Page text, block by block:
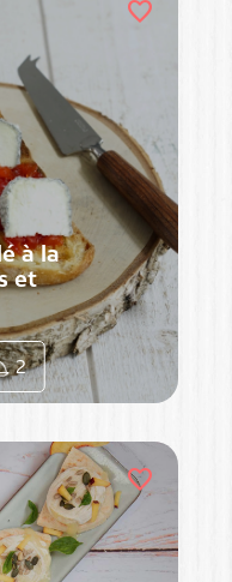
favorite
à la
et
2
favorite